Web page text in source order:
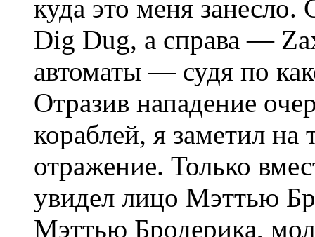
куда это меня занесло.
Dig Dug, а справа —
автоматы — судя по
Отразив нападение
кораблей, я заметил на
отражение. Только
увидел лицо Мэттью
Мэттью Бродерика,